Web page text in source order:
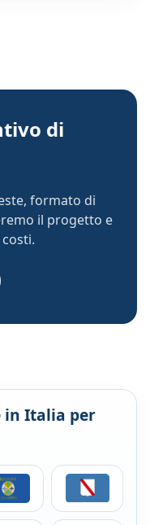
di
formato di
il progetto e
in Italia per
in Abruzzo
per aziende in
di traduzione per
Servizi di